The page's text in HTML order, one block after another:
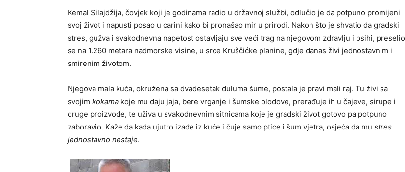
Kemal Silajdžija, čovjek koji je godinama radio u državnoj službi, odlučio je da potpuno promijeni
svoj život i napusti posao u carini kako bi pronašao mir u prirodi. Nakon što je shvatio da gradski
stres, gužva i svakodnevna napetost ostavljaju sve veći trag na njegovom zdravlju i psihi, preselio
se na 1.260 metara nadmorske visine, u srce Kruščićke planine, gdje danas živi jednostavnim i
smirenim životom.
Njegova mala kuća, okružena sa dvadesetak duluma šume, postala je pravi mali raj. Tu živi sa
svojim kokama koje mu daju jaja, bere vrganje i šumske plodove, prerađuje ih u čajeve, sirupe i
druge proizvode, te uživa u svakodnevnim sitnicama koje je gradski život gotovo pa potpuno
zaboravio. Kaže da kada ujutro izađe iz kuće i čuje samo ptice i šum vjetra, osjeća da mu stres
jednostavno nestaje.